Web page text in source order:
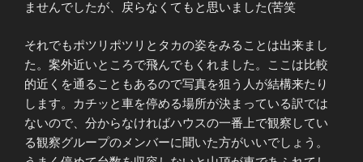
ませんでしたが、戻らなくてもと思いました(苦笑
それでもポツリポツリとタカの姿をみることは出来まし
た。案外近いところで飛んでもくれました。ここは比較
的近くを通ることもあるので写真を狙う人が結構来たり
します。カチッと車を停める場所が決まっている訳では
ないので、分からなければハウスの一番上で観察してい
る観察グループのメンバーに聞いた方がいいでしょう。